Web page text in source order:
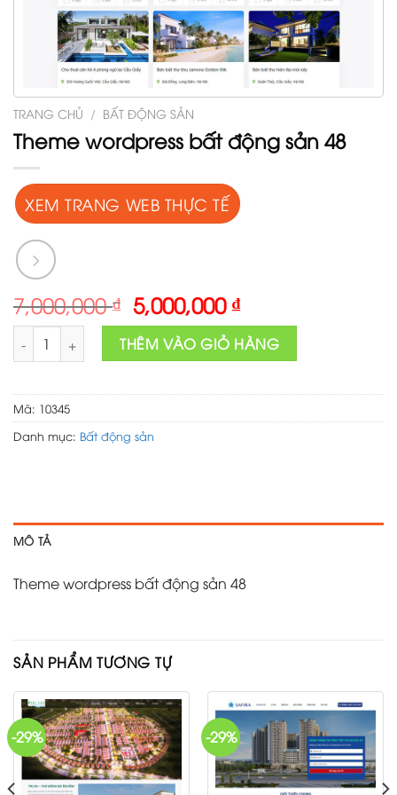
TRANG CHỦ / BẤT ĐỘNG SẢN
Theme wordpress bất động sản 48
XEM TRANG WEB THỰC TẾ
7,000,000₫ Original
price
was:
7,000,000 ₫.
5,000,000₫Current
price
is:
5,000,000 ₫.
Theme wordpress bất động sản 48 số lượng
THÊM VÀO GIỎ HÀNG
Mã: 10345
Danh mục: Bất động sản
MÔ TẢ
Theme wordpress bất động sản 48
SẢN PHẨM TƯƠNG TỰ
-29% -29%